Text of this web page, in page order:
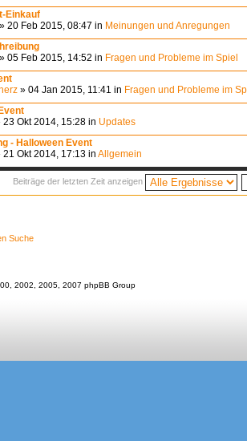
Einkauf
» 20 Feb 2015, 08:47 in Meinungen und Anregungen
» 05 Feb 2015, 14:52 in Fragen und Probleme im Spiel
» 04 Jan 2015, 11:41 in Fragen und Probleme im
23 Okt 2014, 15:28 in Updates
- Halloween Event
21 Okt 2014, 17:13 in Allgemein
Beiträge der letzten Zeit anzeigen
Suche
2002, 2005, 2007 phpBB Group